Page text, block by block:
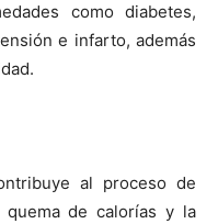
como diabetes,
e infarto, además
al proceso de
quema de calorías y la